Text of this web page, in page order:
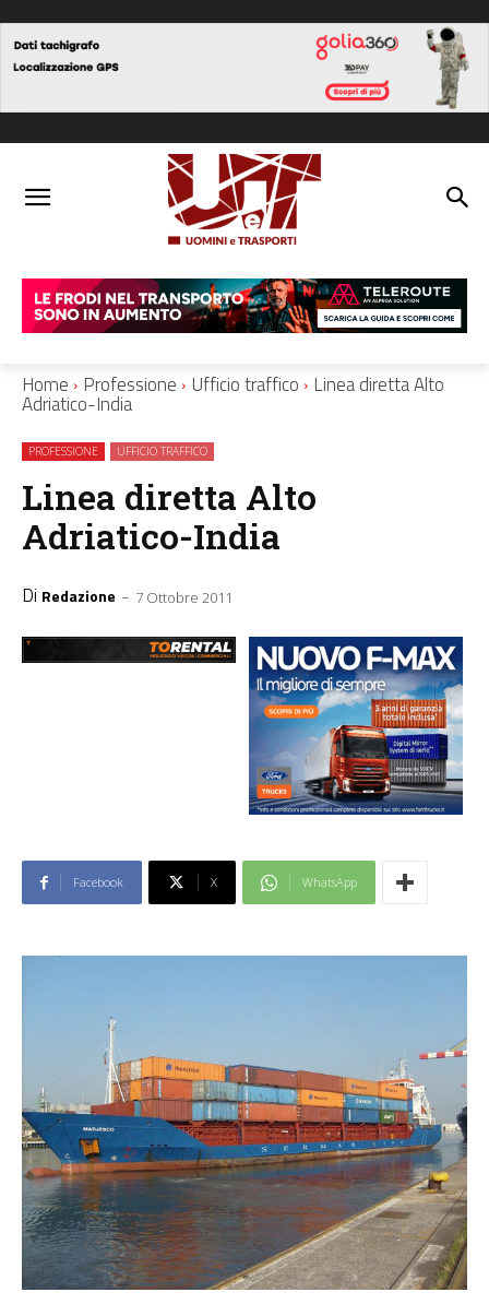
Home Professione Ufficio traffico Linea diretta Alto
Adriatico-India
PROFESSIONE UFFICIO TRAFFICO
Linea diretta Alto
Adriatico-India
Di Redazione - 7 Ottobre 2011
Facebook X WhatsApp